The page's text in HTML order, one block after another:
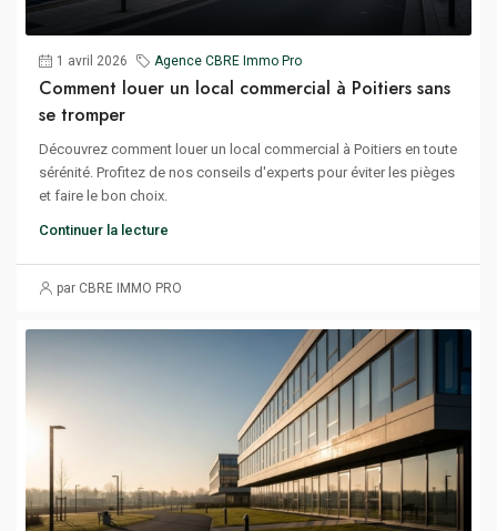
1 avril 2026 Agence CBRE Immo Pro
Comment louer un local commercial à Poitiers sans
se tromper
Découvrez comment louer un local commercial à Poitiers en toute
sérénité. Profitez de nos conseils d'experts pour éviter les pièges
et faire le bon choix.
Continuer la lecture
par CBRE IMMO PRO